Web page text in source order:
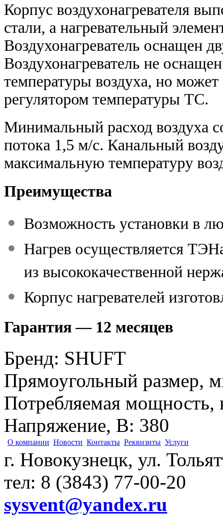
Корпус воздухонагревателя
стали, а нагревательный
Воздухонагреватель оснащен
Воздухонагреватель не
температуры воздуха, но
регулятором температуры ТС.
Минимальный расход воздуха
потока 1,5 м/с. Канальный
максимальную температуру
Преимущества
Возможность установки в
Нагрев осуществляется
из высококачественной
Корпус нагревателей
Гарантия — 12 месяцев
Бренд: SHUFT
Прямоугольный размер,
Потребляемая мощность,
Напряжение, В: 380
О компании Новости Контакты Реквизиты Услуги
г. Новокузнецк, ул.
тел: 8 (3843) 77-00-20
sysvent@yandex.ru